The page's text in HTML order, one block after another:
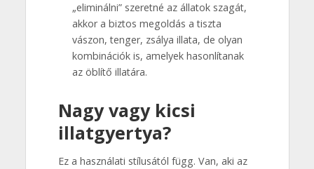
„eliminálni” szeretné az állatok szagát,
akkor a biztos megoldás a tiszta
vászon, tenger, zsálya illata, de olyan
kombinációk is, amelyek hasonlítanak
az öblítő illatára.
Nagy vagy kicsi
illatgyertya?
Ez a használati stílusától függ. Van, aki az